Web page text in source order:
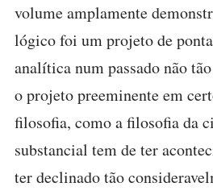
volume amplamente
lógico foi um projeto de
analítica num passado não
o projeto preeminente em
filosofia, como a filosofia da
substancial tem de ter
ter declinado tão